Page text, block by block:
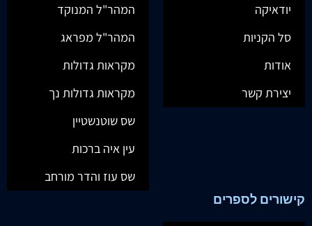
יודאיקה
סל הקניות
אודות
יצירת קשר
המהר"ל המנוקד
המהר"ל מפראג
מקראות גדולות
מקראות גדולות נך
שס שוטנשטיין
עין איה ברכות
שס עוז והדר מורחב
קישורים לספרים